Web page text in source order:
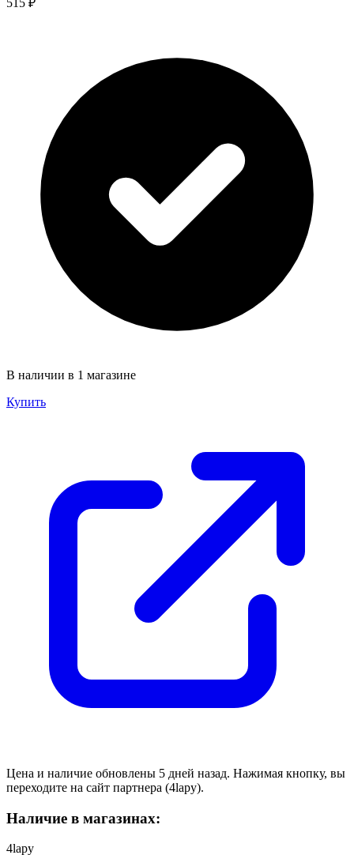
В наличии в 1 магазине
Купить
Цена и наличие обновлены 5 дней назад. Нажимая кнопку, вы
переходите на сайт партнера (4lapy).
Наличие в магазинах:
4lapy